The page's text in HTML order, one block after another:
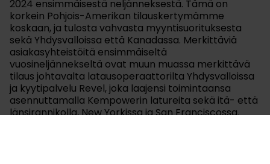
2024 ensimmäisestä neljänneksestä. Tämä on
korkein Pohjois-Amerikan tilauskertymämme
koskaan, ja tulosta vahvasta myyntisuorituksesta
sekä Yhdysvalloissa että Kanadassa. Merkittäviä
asiakasyhteistöitä ensimmäiseltä
vuosineljännekseltä ovat muun muassa merkittävä
tilaus johtavalta latausoperaattorilta Yhdysvalloissa
ja kyytipalvelu Revel, joka laajensi toimintaansa
asennuttamalla Kempowerin latureita sekä itä- että
länsirannikolla, New Yorkissa ja San Franciscossa.